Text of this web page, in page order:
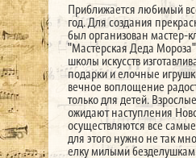
Приближается любимый
год. Для создания
был организован мастер-
"Мастерская Деда
школы искусств
подарки и елочные
вечное воплощение
только для детей.
ожидают наступления
осуществляются все
для этого нужно не так
елку милыми